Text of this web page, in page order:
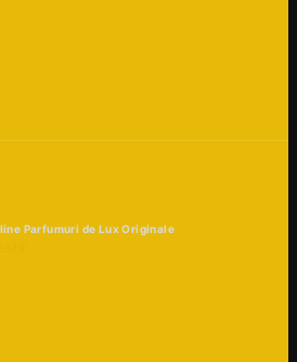
Parfumuri de Lux Originale